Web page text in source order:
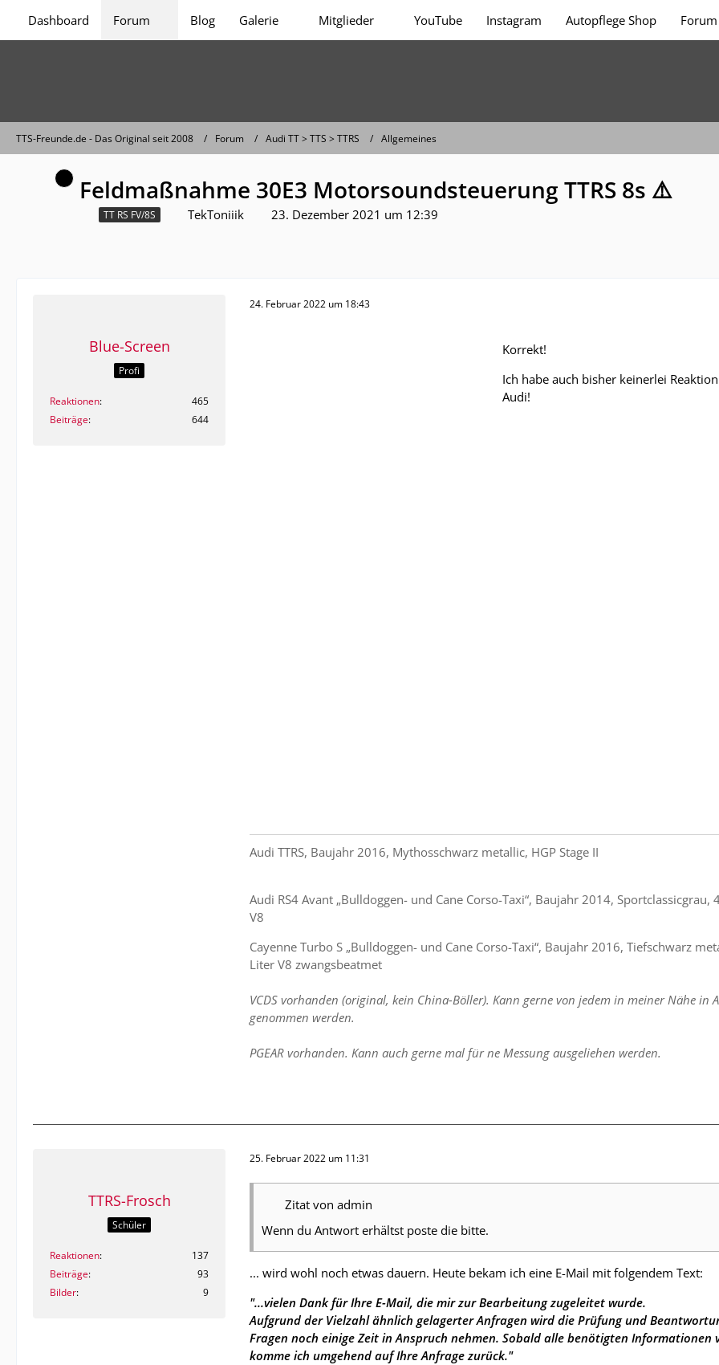
Dashboard Forum Blog Galerie Mitglieder YouTube Instagram Autopflege Shop
TTS-Freunde.de - Das Original seit 2008 Forum Audi TT > TTS > TTRS Allgemeines
Feldmaßnahme 30E3 Motorsoundsteuerung TTRS 8s ⚠️
TT RS FV/8S TekToniiik 23. Dezember 2021 um 12:39
Blue-Screen
Profi
Reaktionen
465
Beiträge
644
24. Februar 2022 um 18:43
Korrekt!
Ich habe auch bisher keinerlei
Audi!
Audi TTRS, Baujahr 2016, Mythosschwarz metallic, HGP Stage II
Audi RS4 Avant „Bulldoggen- und Cane Corso-Taxi“, Baujahr 2014, Sportclassicgrau,
V8
Cayenne Turbo S „Bulldoggen- und Cane Corso-Taxi“, Baujahr 2016, Tiefschwarz
Liter V8 zwangsbeatmet
VCDS vorhanden (original, kein China-Böller). Kann gerne von jedem in meiner Nähe in
genommen werden.
PGEAR vorhanden. Kann auch gerne mal für ne Messung ausgeliehen werden.
TTRS-Frosch
Schüler
Reaktionen
137
Beiträge
93
Bilder
9
25. Februar 2022 um 11:31
Zitat von admin
Wenn du Antwort erhältst poste die bitte.
... wird wohl noch etwas dauern. Heute bekam ich eine E-Mail mit folgendem Text:
"...vielen Dank für Ihre E-Mail, die mir zur Bearbeitung zugeleitet wurde.
Aufgrund der Vielzahl ähnlich gelagerter Anfragen wird die Prüfung und
Fragen noch einige Zeit in Anspruch nehmen. Sobald alle benötigten Informationen
komme ich umgehend auf Ihre Anfrage zurück."